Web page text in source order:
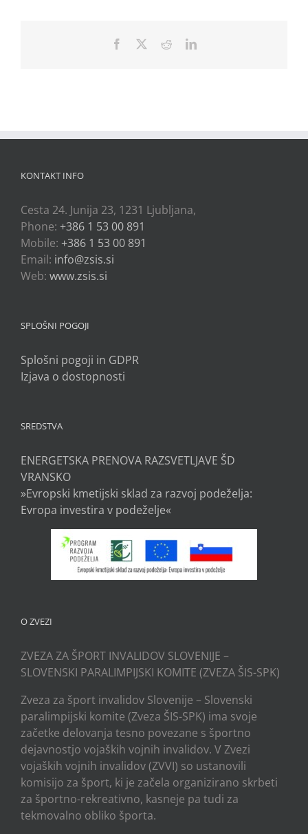
Facebook RedditLinkedIn
KONTAKT INFO
Cesta 24. Junija 23, 1231 Ljubljana,
Phone: +386 1 53 00 891
Mobile: +386 1 53 00 891
Email: info@zsis.si
Web: www.zsis.si
SPLOŠNI POGOJI
Splošni pogoji in GDPR
Izjava o dostopnosti
SREDSTVA
ENERGETSKA PRENOVA RAZSVETLJAVE ŠD
VRANSKO
»Evropski kmetijski sklad za razvoj podeželja:
Evropa investira v podeželje«
O ZVEZI
ZVEZA ZA ŠPORT INVALIDOV SLOVENIJE –
SLOVENSKI PARALIMPIJSKI KOMITE (ZVEZA ŠIS-SPK)
Zveza za šport invalidov Slovenije – Slovenski
paralimpijski komite (Zveza ŠIS-SPK) ima svoje
začetke delovanja tesno povezane s športno
dejavnostjo vojaških vojnih invalidov. V Zvezi
vojaških vojnih invalidov (ZVVI) so ustanovili
komisijo za šport, ki je začela organizirano skrbeti
za športno-rekreativno, kasneje pa tudi za
tekmovalno obliko športa.